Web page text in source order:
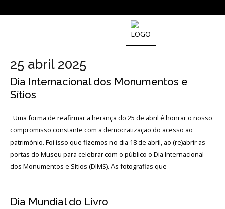
Outras
Notícias
AGENDA
Actividades
Arquivo
25 abril 2025
Dia Internacional dos Monumentos e
Sítios
Uma forma de reafirmar a herança do 25 de abril é honrar o nosso
compromisso constante com a democratização do acesso ao
património. Foi isso que fizemos no dia 18 de abril, ao (re)abrir as
portas do Museu para celebrar com o público o Dia Internacional
dos Monumentos e Sítios (DIMS). As fotografias que
Dia Mundial do Livro